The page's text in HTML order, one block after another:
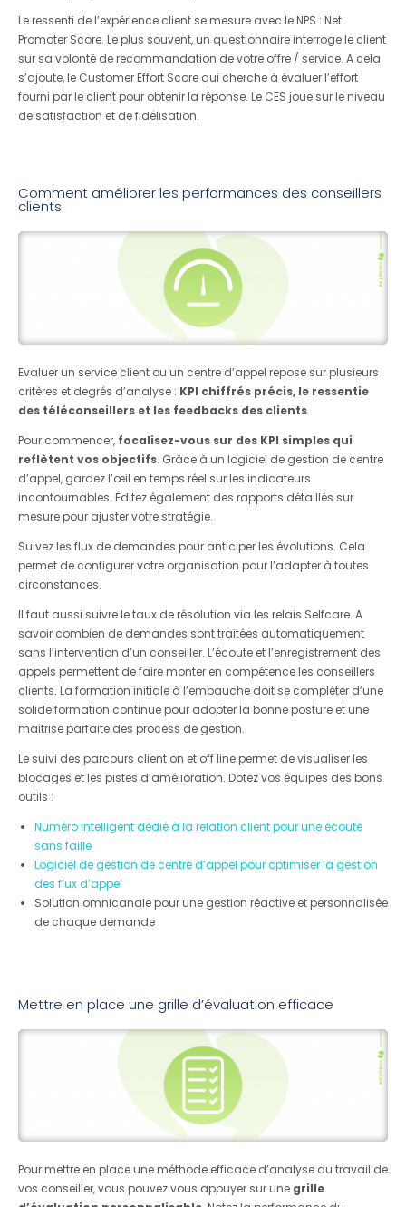
Le ressenti de l’expérience client se mesure avec le NPS : Net
Promoter Score. Le plus souvent, un questionnaire interroge le client
sur sa volonté de recommandation de votre offre / service. A cela
s’ajoute, le Customer Effort Score qui cherche à évaluer l’effort
fourni par le client pour obtenir la réponse. Le CES joue sur le niveau
de satisfaction et de fidélisation.
Comment améliorer les performances des conseillers
clients
Evaluer un service client ou un centre d’appel repose sur plusieurs
critères et degrés d’analyse : KPI chiffrés précis, le ressentie
des téléconseillers et les feedbacks des clients
Pour commencer, focalisez-vous sur des KPI simples qui
reflètent vos objectifs. Grâce à un logiciel de gestion de centre
d’appel, gardez l’œil en temps réel sur les indicateurs
incontournables. Éditez également des rapports détaillés sur
mesure pour ajuster votre stratégie.
Suivez les flux de demandes pour anticiper les évolutions. Cela
permet de configurer votre organisation pour l’adapter à toutes
circonstances.
Il faut aussi suivre le taux de résolution via les relais Selfcare. A
savoir combien de demandes sont traitées automatiquement
sans l’intervention d’un conseiller. L’écoute et l’enregistrement des
appels permettent de faire monter en compétence les conseillers
clients. La formation initiale à l’embauche doit se compléter d’une
solide formation continue pour adopter la bonne posture et une
maîtrise parfaite des process de gestion.
Le suivi des parcours client on et off line permet de visualiser les
blocages et les pistes d’amélioration. Dotez vos équipes des bons
outils :
Numéro intelligent dédié à la relation client pour une écoute
sans faille
Logiciel de gestion de centre d’appel pour optimiser la gestion
des flux d’appel
Solution omnicanale pour une gestion réactive et personnalisée
de chaque demande
Mettre en place une grille d’évaluation efficace
Pour mettre en place une méthode efficace d’analyse du travail de
vos conseiller, vous pouvez vous appuyer sur une grille